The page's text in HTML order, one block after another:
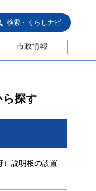
検索・くらしナビ
市政情報
ら探す
）説明板の設置